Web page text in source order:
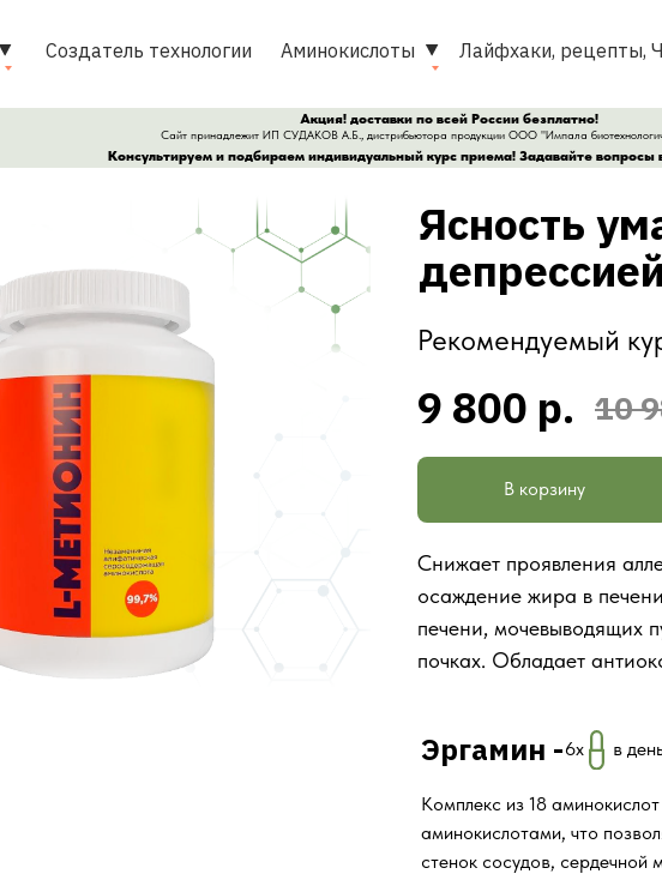
Создатель технологии Аминокислоты Лайфхаки, рецепты,
Консультируем и подбираем индивидуальный курс приема! Задавайте вопросы
Акция! доставки по всей России безплатно!
Сайт принадлежит ИП СУДАКОВ А.Б., дистрибьютора продукции ООО "Импала
Ясность
депрессией
Рекомендуемый
В корзину
Снижает проявления
осаждение жира в
печени, мочевыводящих
почках. Обладает
10
9 800 р.
Эргамин -6х в
Комплекс из 18
аминокислотами, что
стенок сосудов,